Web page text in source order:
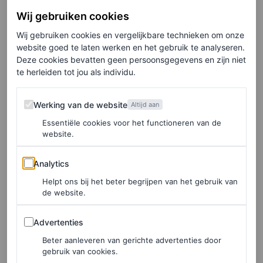
‘Ze is niet geadopteerd – ze
is mijn kind’
dochter aan. Dat deed ze via een foto op Instagram,
waarop slechts een klein voetje in Naomi’s
gemanicuurde hand te zien was. In het interview met de
Britse Vogue vertelde het supermodel dat moeder
worden “het beste is wat ik ooit heb gedaan”, waaraan ze
toevoegde: “Ik heb altijd geweten dat ik op een dag
moeder zou worden, maar het is de grootste vreugde die
ik me ooit zou kunnen voorstellen. Ik heb geluk dat ik
Wij gebruiken cookies
Wij gebruiken cookies en vergelijkbare technieken om onze
website goed te laten werken en het gebruik te analyseren.
Deze cookies bevatten geen persoonsgegevens en zijn niet
te herleiden tot jou als individu.
Werking van de website
Werking van de website Altijd aan
Essentiële cookies voor het functioneren van de
website.
Analytics
Analytics
Helpt ons bij het beter begrijpen van het gebruik van
de website.
Advertenties
Advertenties
Beter aanleveren van gerichte advertenties door
gebruik van cookies.